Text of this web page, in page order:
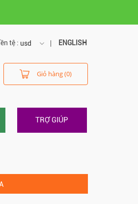
tệ : usd
usd
vnd
ENGLISH
Giỏ hàng (0)
TRỢ GIÚP